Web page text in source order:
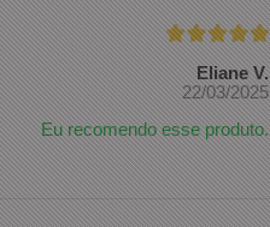
Eliane V.
22/03/2025
Eu recomendo esse produto.